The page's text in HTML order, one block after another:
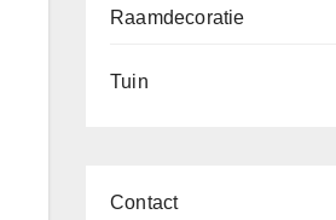
Raamdecoratie
Tuin
Contact